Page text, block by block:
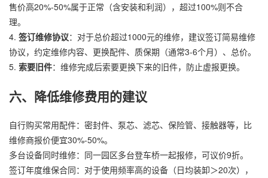
售价高20%-50%属于正常（含安装和利润），超过100%则不合
理。
4. 签订维修协议：对于总价超过1000元的维修，建议签订简易维修
协议，约定维修内容、更换配件、质保期（通常3-6个月）、总价。
5. 索要旧件：维修完成后索要更换下来的旧件，防止虚报更换。
六、降低维修费用的建议
自行购买常用配件：密封件、泵芯、滤芯、保险管、接触器等，比
维修商报价便宜30%-50%。
多台设备同时维修：同一园区多台登车桥一起报修，可议价9折。
签订年度维保合同：对于使用频率高的设备（日均装卸＞20次），